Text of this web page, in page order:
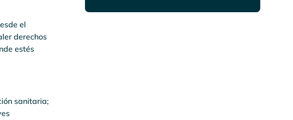
el
derechos
estés
sanitaria;